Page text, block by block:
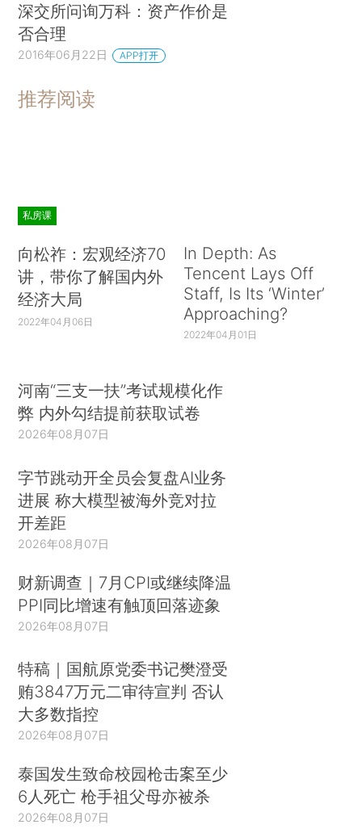
深交所问询万科：资产作价是
否合理
2016年06月22日 APP打开
推荐阅读
私房课
向松祚：宏观经济70
讲，带你了解国内外
经济大局
2022年04月06日
In Depth: As
Tencent Lays Off
Staff, Is Its ‘Winter’
Approaching?
2022年04月01日
河南“三支一扶”考试规模化作
弊 内外勾结提前获取试卷
2026年08月07日
字节跳动开全员会复盘AI业务
进展 称大模型被海外竞对拉
开差距
2026年08月07日
财新调查｜7月CPI或继续降温
PPI同比增速有触顶回落迹象
2026年08月07日
特稿｜国航原党委书记樊澄受
贿3847万元二审待宣判 否认
大多数指控
2026年08月07日
泰国发生致命校园枪击案至少
6人死亡 枪手祖父母亦被杀
2026年08月07日